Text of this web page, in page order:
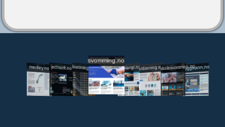
medley.no jechsoft.nolivetiming.medley.no
svomming.no
svomlangt.noutdanning.svomming.no
skolesvommen.notryggivann.no